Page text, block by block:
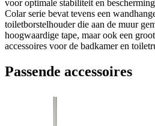
voor optimale stabiliteit en
Colar serie bevat tevens een
toiletborstelhouder die aan de muur
hoogwaardige tape, maar ook een
accessoires voor de badkamer en
Passende accessoires